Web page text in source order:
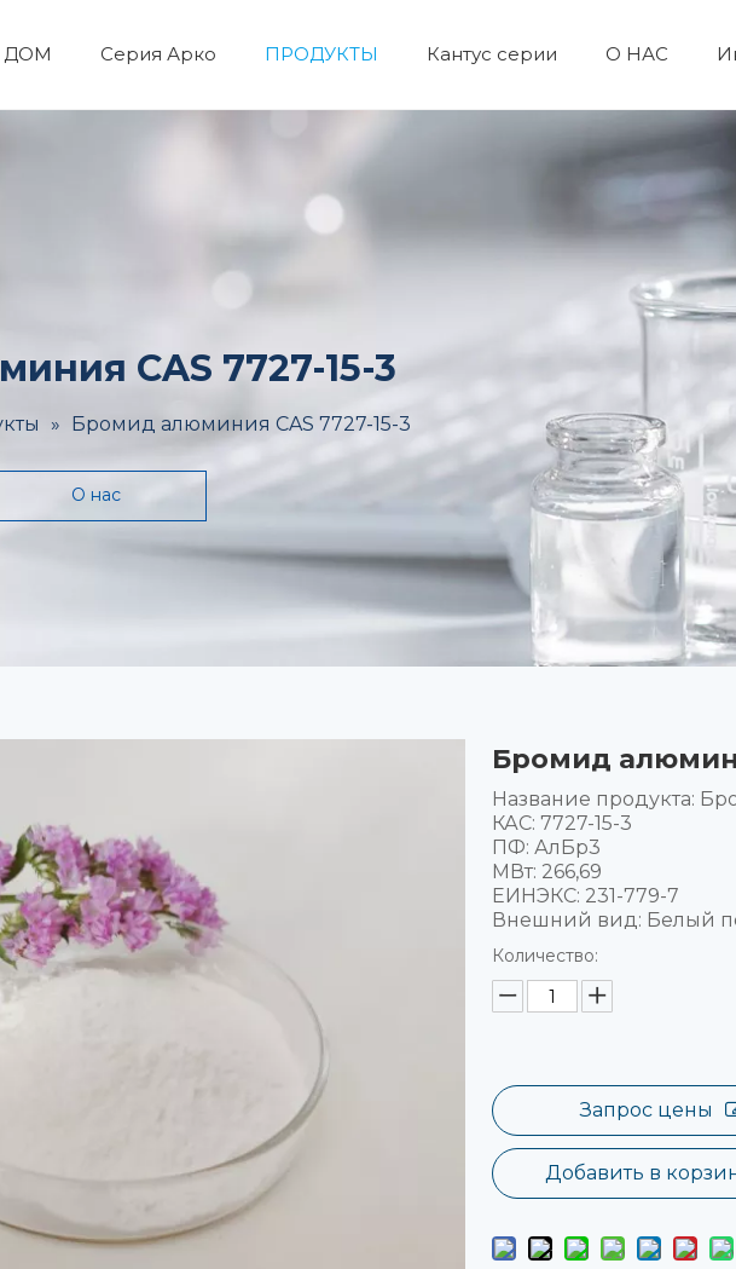
ДОМ Серия Арко ПРОДУКТЫ Кантус серии О НАС
CAS 7727-15-3
» Бромид алюминия CAS 7727-15-3
О нас
Бромид
Название продукта:
КАС: 7727-15-3
ПФ: АлБр3
МВт: 266,69
ЕИНЭКС: 231-779-7
Внешний вид: Белый
Количество:
Запрос цены
Добавить в